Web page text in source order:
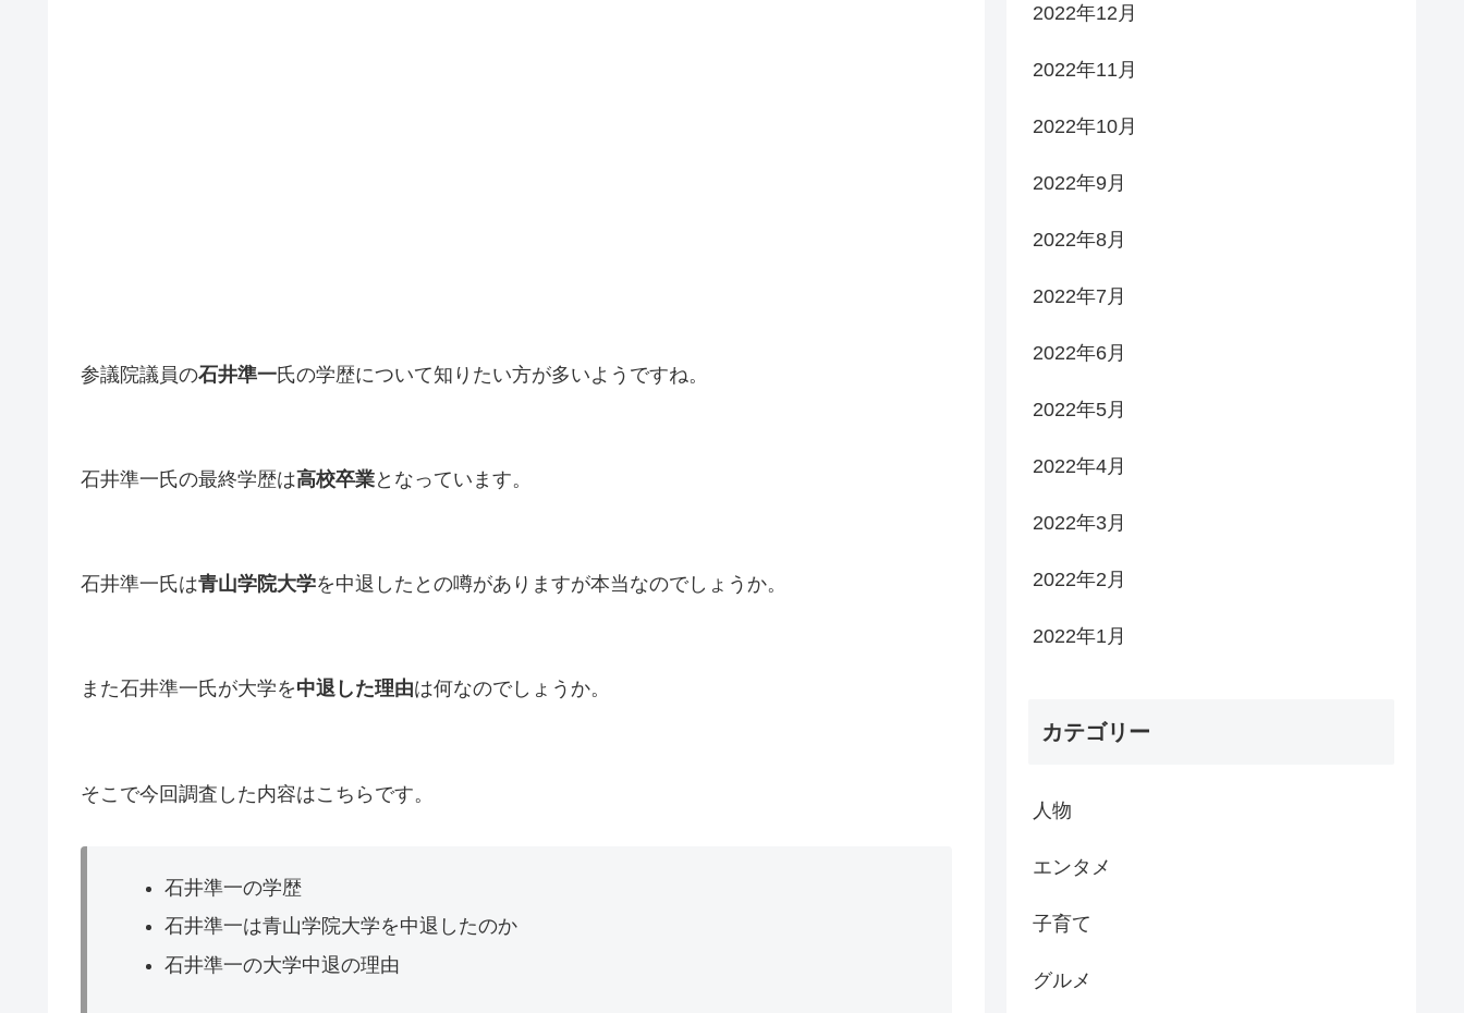
参議院議員の石井準一氏の学歴について知りたい方が多いようですね。
石井準一氏の最終学歴は高校卒業となっています。
石井準一氏は青山学院大学を中退したとの噂がありますが本当なのでしょうか。
また石井準一氏が大学を中退した理由は何なのでしょうか。
そこで今回調査した内容はこちらです。
石井準一の学歴
石井準一は青山学院大学を中退したのか
石井準一の大学中退の理由
2022年12月
2022年11月
2022年10月
2022年9月
2022年8月
2022年7月
2022年6月
2022年5月
2022年4月
2022年3月
2022年2月
2022年1月
カテゴリー
人物
エンタメ
子育て
グルメ